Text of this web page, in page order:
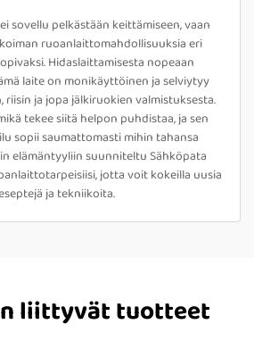
sovellu pelkästään keittämiseen, vaan
ruoanlaittomahdollisuuksia eri
Hidaslaittamisesta nopeaan
laite on monikäyttöinen ja selviytyy
ja jopa jälkiruokien valmistuksesta.
tekee siitä helpon puhdistaa, ja sen
sopii saumattomasti mihin tahansa
elämäntyyliin suunniteltu Sähköpata
jotta voit kokeilla uusia
ja tekniikoita.
liittyvät tuotteet